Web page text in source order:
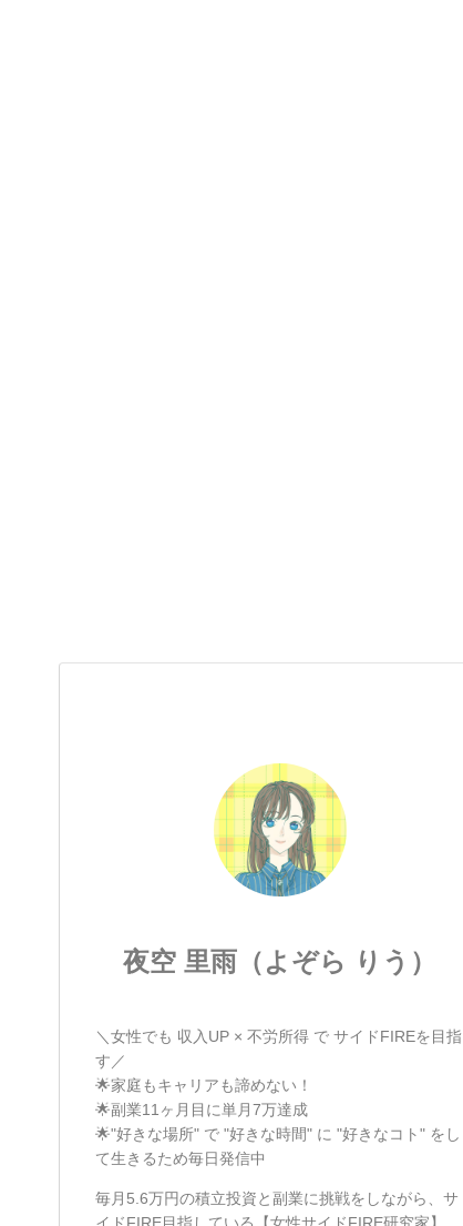
夜空 里雨（よぞら りう）
＼女性でも 収入UP × 不労所得 で サイドFIREを目指
す／
🌟家庭もキャリアも諦めない！
🌟副業11ヶ月目に単月7万達成
🌟"好きな場所" で "好きな時間" に "好きなコト" をし
て生きるため毎日発信中
毎月5.6万円の積立投資と副業に挑戦をしながら、サ
イドFIRE目指している【女性サイドFIRE研究家】